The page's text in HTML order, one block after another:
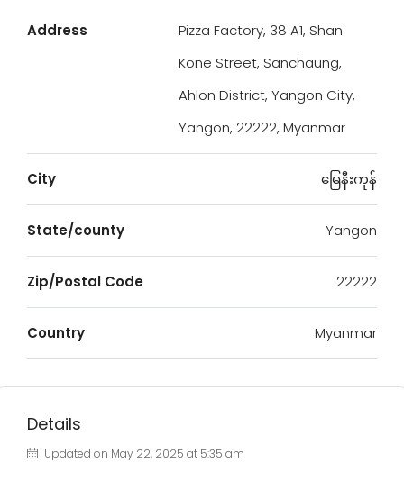
Address
Pizza Factory, 38 A1, Shan
Kone Street, Sanchaung,
Ahlon District, Yangon City,
Yangon, 22222, Myanmar
City မြေနီးကုန်
State/county Yangon
Zip/Postal Code 22222
Country Myanmar
Details
Updated on May 22, 2025 at 5:35 am